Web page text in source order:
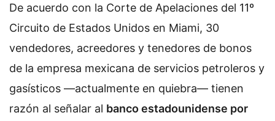
De acuerdo con la Corte de Apelaciones del 11º
Circuito de Estados Unidos en Miami, 30
vendedores, acreedores y tenedores de bonos
de la empresa mexicana de servicios petroleros y
gasísticos —actualmente en quiebra— tienen
razón al señalar al banco estadounidense por